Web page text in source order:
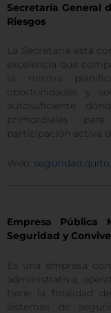
Secretaría General
Riesgos
La Secretaria está
excelencia que
la misma
oportunidades y
autosuficiente
primordiales
participación activa
Web:
Empresa Pública
Seguridad y
Es una empresa
administrativa,
tiene la finalidad
sistemas de